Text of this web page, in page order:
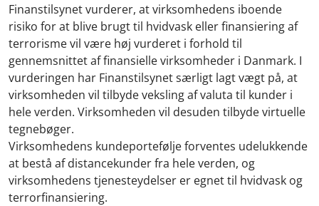
Finanstilsynet vurderer, at virksomhedens iboende
risiko for at blive brugt til hvidvask eller finansiering af
terrorisme vil være høj vurderet i forhold til
gennemsnittet af finansielle virksomheder i Danmark. I
vurderingen har Finanstilsynet særligt lagt vægt på, at
virksomheden vil tilbyde veksling af valuta til kunder i
hele verden. Virksomheden vil desuden tilbyde virtuelle
tegnebøger.
Virksomhedens kundeportefølje forventes udelukkende
at bestå af distancekunder fra hele verden, og
virksomhedens tjenesteydelser er egnet til hvidvask og
terrorfinansiering.